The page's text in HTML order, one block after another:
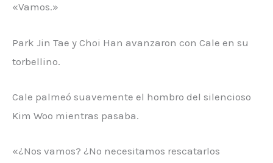
«Vamos.»
Park Jin Tae y Choi Han avanzaron con Cale en su
torbellino.
Cale palmeó suavemente el hombro del silencioso
Kim Woo mientras pasaba.
«¿Nos vamos? ¿No necesitamos rescatarlos